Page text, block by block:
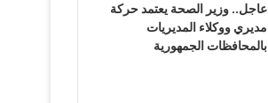
عاجل.. وزير الصحة يعتمد حركة
مديري ووكلاء المديريات
بالمحافظات الجمهورية